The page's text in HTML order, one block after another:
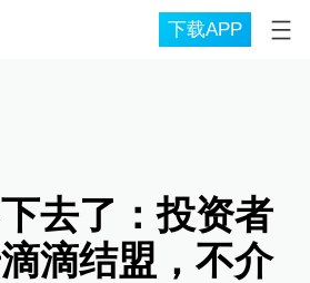
下载APP
去了：投资者
滴结盟，不介